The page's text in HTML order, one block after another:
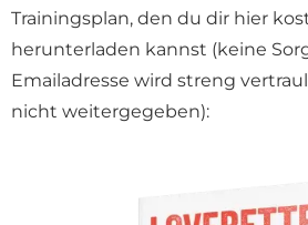
Trainingsplan, den du dir hier
herunterladen kannst (keine
Emailadresse wird streng
nicht weitergegeben):